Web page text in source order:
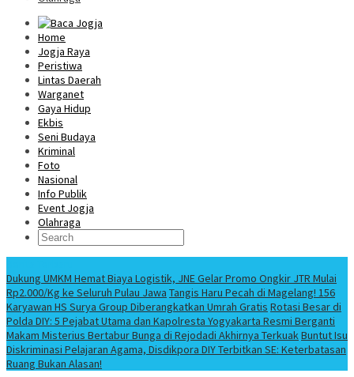
Home
Jogja Raya
Peristiwa
Lintas Daerah
Warganet
Gaya Hidup
Ekbis
Seni Budaya
Kriminal
Foto
Nasional
Info Publik
Event Jogja
Olahraga
Dukung UMKM Hemat Biaya Logistik, JNE Gelar Promo Ongkir JTR Mulai
Rp2.000/Kg ke Seluruh Pulau Jawa Tangis Haru Pecah di Magelang! 156
Karyawan HS Surya Group Diberangkatkan Umrah Gratis Rotasi Besar di
Polda DIY: 5 Pejabat Utama dan Kapolresta Yogyakarta Resmi Berganti
Makam Misterius Bertabur Bunga di Rejodadi Akhirnya TerkuakBuntut Isu
Diskriminasi Pelajaran Agama, Disdikpora DIY Terbitkan SE: Keterbatasan
Ruang Bukan Alasan!